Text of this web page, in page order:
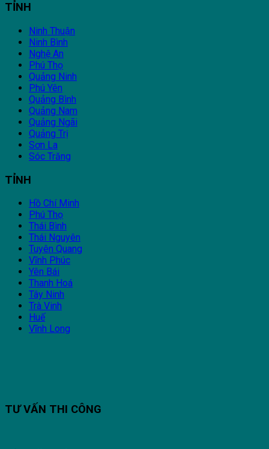
TỈNH
Ninh Thuận
Ninh Bình
Nghệ An
Phú Thọ
Quảng Ninh
Phú Yên
Quảng Bình
Quảng Nam
Quảng Ngãi
Quảng Trị
Sơn La
Sóc Trăng
TỈNH
Hồ Chí Minh
Phú Thọ
Thái Bình
Thái Nguyên
Tuyên Quang
Vĩnh Phúc
Yên Bái
Thanh Hoá
Tây Ninh
Trà Vinh
Huế
Vĩnh Long
TƯ VẤN THI CÔNG